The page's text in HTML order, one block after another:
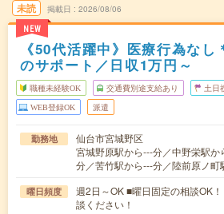
未読
NEW
掲載日 2026/08/06
《50代活躍中》医療行為な
のサポート／日収1万円～
職種未経験OK 交通費別途支給あり 土日
WEB登録OK 派遣
勤務地
仙台市宮城野区
宮城野原駅から---分／中野栄駅
分／苦竹駅から---分／陸前原ノ町
曜日頻度
週2日～OK ■曜日固定の相談OK
談ください！